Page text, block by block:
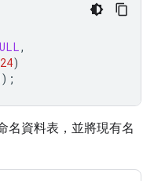
,
)
);
名資料表，並將現有名